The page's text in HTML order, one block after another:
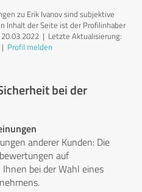
zu Erik Ivanov sind subjektive
Inhalt der Seite ist der Profilinhaber
| Letzte Aktualisierung:
| Profil melden
bei der
anderer Kunden: Die
auf
bei der Wahl eines